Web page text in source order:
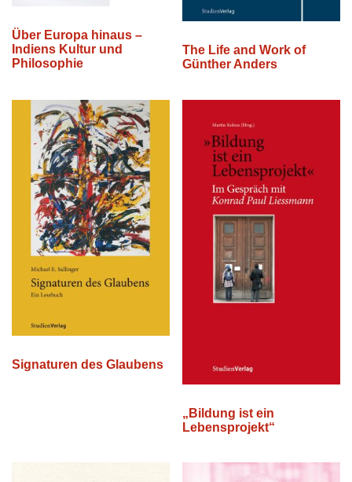
Über Europa hinaus –
Indiens Kultur und
Philosophie
The Life and Work of
Günther Anders
Signaturen des Glaubens
„Bildung ist ein
Lebensprojekt“